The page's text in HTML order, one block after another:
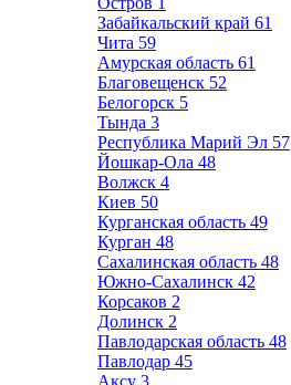
Забайкальский край 61
Чита 59
Амурская область 61
Благовещенск 52
Белогорск 5
Тында 3
Республика Марий Эл 57
Йошкар-Ола 48
Волжск 4
Киев 50
Курганская область 49
Курган 48
Сахалинская область 48
Южно-Сахалинск 42
Корсаков 2
Долинск 2
Павлодарская область 48
Павлодар 45
Аксу 3